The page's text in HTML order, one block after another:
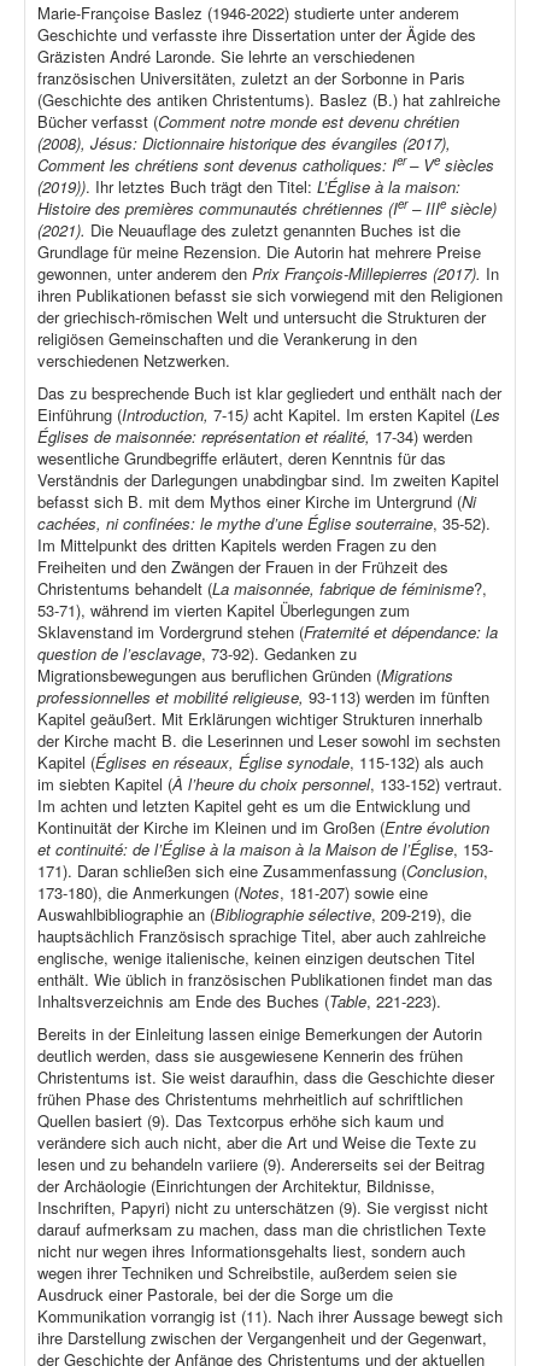
Marie-Françoise Baslez (1946-2022) studierte unter anderem
Geschichte und verfasste ihre Dissertation unter der Ägide des
Gräzisten André Laronde. Sie lehrte an verschiedenen
französischen Universitäten, zuletzt an der Sorbonne in Paris
(Geschichte des antiken Christentums). Baslez (B.) hat zahlreiche
Bücher verfasst (Comment notre monde est devenu chrétien
(2008), Jésus: Dictionnaire historique des évangiles (2017),
Comment les chrétiens sont devenus catholiques: Ier– Ve siècles
(2019)). Ihr letztes Buch trägt den Titel: L’Église à la maison:
Histoire des premières communautés chrétiennes (Ier– IIIe siècle)
(2021). Die Neuauflage des zuletzt genannten Buches ist die
Grundlage für meine Rezension. Die Autorin hat mehrere Preise
gewonnen, unter anderem den Prix François-Millepierres (2017). In
ihren Publikationen befasst sie sich vorwiegend mit den Religionen
der griechisch-römischen Welt und untersucht die Strukturen der
religiösen Gemeinschaften und die Verankerung in den
verschiedenen Netzwerken.
Das zu besprechende Buch ist klar gegliedert und enthält nach der
Einführung (Introduction, 7-15) acht Kapitel. Im ersten Kapitel (Les
Églises de maisonnée: représentation et réalité, 17-34) werden
wesentliche Grundbegriffe erläutert, deren Kenntnis für das
Verständnis der Darlegungen unabdingbar sind. Im zweiten Kapitel
befasst sich B. mit dem Mythos einer Kirche im Untergrund (Ni
cachées, ni confinées: le mythe d’une Église souterraine, 35-52).
Im Mittelpunkt des dritten Kapitels werden Fragen zu den
Freiheiten und den Zwängen der Frauen in der Frühzeit des
Christentums behandelt (La maisonnée, fabrique de féminisme?,
53-71), während im vierten Kapitel Überlegungen zum
Sklavenstand im Vordergrund stehen (Fraternité et dépendance: la
question de l’esclavage, 73-92). Gedanken zu
Migrationsbewegungen aus beruflichen Gründen (Migrations
professionnelles et mobilité religieuse, 93-113) werden im fünften
Kapitel geäußert. Mit Erklärungen wichtiger Strukturen innerhalb
der Kirche macht B. die Leserinnen und Leser sowohl im sechsten
Kapitel (Églises en réseaux, Église synodale, 115-132) als auch
im siebten Kapitel (À l’heure du choix personnel, 133-152) vertraut.
Im achten und letzten Kapitel geht es um die Entwicklung und
Kontinuität der Kirche im Kleinen und im Großen (Entre évolution
et continuité: de l’Église à la maison à la Maison de l’Église, 153-
171). Daran schließen sich eine Zusammenfassung (Conclusion,
173-180), die Anmerkungen (Notes, 181-207) sowie eine
Auswahlbibliographie an (Bibliographie sélective, 209-219), die
hauptsächlich Französisch sprachige Titel, aber auch zahlreiche
englische, wenige italienische, keinen einzigen deutschen Titel
enthält. Wie üblich in französischen Publikationen findet man das
Inhaltsverzeichnis am Ende des Buches (Table, 221-223).
Bereits in der Einleitung lassen einige Bemerkungen der Autorin
deutlich werden, dass sie ausgewiesene Kennerin des frühen
Christentums ist. Sie weist daraufhin, dass die Geschichte dieser
frühen Phase des Christentums mehrheitlich auf schriftlichen
Quellen basiert (9). Das Textcorpus erhöhe sich kaum und
verändere sich auch nicht, aber die Art und Weise die Texte zu
lesen und zu behandeln variiere (9). Andererseits sei der Beitrag
der Archäologie (Einrichtungen der Architektur, Bildnisse,
Inschriften, Papyri) nicht zu unterschätzen (9). Sie vergisst nicht
darauf aufmerksam zu machen, dass man die christlichen Texte
nicht nur wegen ihres Informationsgehalts liest, sondern auch
wegen ihrer Techniken und Schreibstile, außerdem seien sie
Ausdruck einer Pastorale, bei der die Sorge um die
Kommunikation vorrangig ist (11). Nach ihrer Aussage bewegt sich
ihre Darstellung zwischen der Vergangenheit und der Gegenwart,
der Geschichte der Anfänge des Christentums und der aktuellen